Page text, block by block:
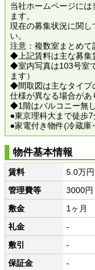
当社ホームページに
ます。
現在の募集状況に関し
い。
注意：複数室まとめて
◆上記賃料は主な募集
◆室内写真は103号室
ます）
◆間取図は主なタイプ
仕様が異なる場合があ
◆1階はバルコニー無し
●東京理科大まで徒歩7
●家電付き物件(冷蔵庫
物件基本情報
賃料
5.0万円
管理費等
3000円
敷金
1ヶ月
礼金
-
敷引
-
保証金
-